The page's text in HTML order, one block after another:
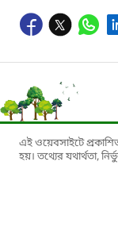
এই ওয়েবসাইটে
হয়। তথ্যের যথার্থতা,